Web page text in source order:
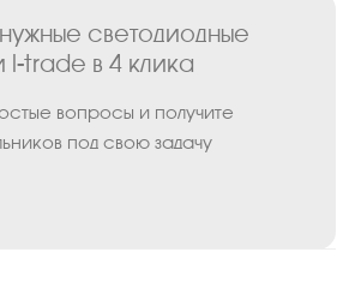
светодиодные
l-trade в 4 клика
вопросы и получите
под свою задачу